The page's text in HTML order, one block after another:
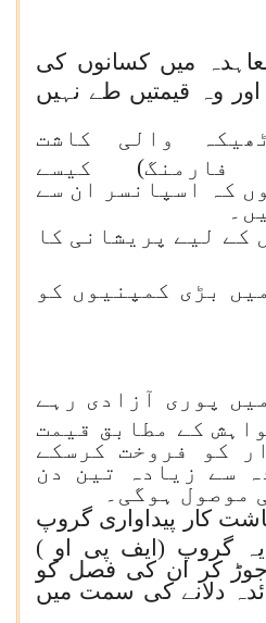
میں کسانوں کی
وہ قیمتیں طے نہیں
والی کاشت
فارمنگ) کیسے
کہ اسپانسر ان سے
کے لیے پریشانی کا
بڑی کمپنیوں کو
پوری آزادی رہے
کے مطابق قیمت
کو فروخت کرسکے
سے زیادہ تین دن
موصول ہوگی۔
ہزار کاشت کار پیداواری گروپ
یہ گروپ (ایف پی او )
جوڑ کر ان کی فصل کو
دلانے کی سمت میں